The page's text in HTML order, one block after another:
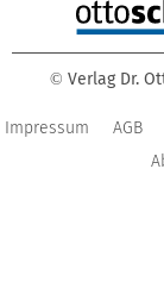
© Verlag Dr.
Impressum AGB